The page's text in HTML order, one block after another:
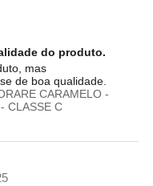
do produto.
mas
de boa qualidade.
CARAMELO -
CLASSE C